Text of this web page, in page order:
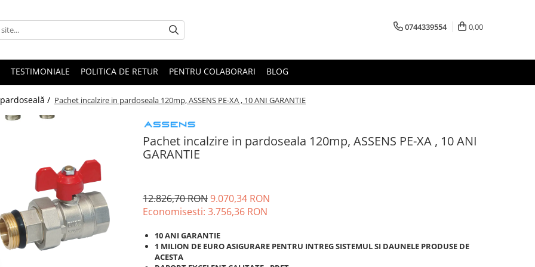
0744339554 0,00
TESTIMONIALE POLITICA DE RETUR PENTRU COLABORARI BLOG
/ Pachet incalzire in pardoseala 120mp, ASSENS PE-XA , 10 ANI GARANTIE
Pachet incalzire in pardoseala 120mp, ASSENS PE-XA , 10 ANI
GARANTIE
12.826,70 RON9.070,34 RON
Economisesti: 3.756,36 RON
10 ANI GARANTIE
1 MILION DE EURO ASIGURARE PENTRU INTREG SISTEMUL SI DAUNELE PRODUSE DE
ACESTA